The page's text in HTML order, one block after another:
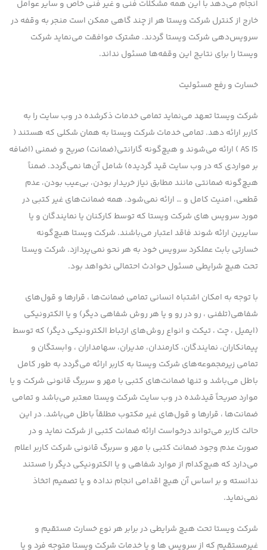
انجام می‌دهد با این همه مشكلات فنی و غیر فنی خاص و سایر عوامل
خارج از كنترل شرکت ویستا هر از چند گاهی ممكن است منجر به وقفه در
سرویس‌دهی شرکت ویستا گردند. مشترك موافقت می‌نماید شرکت
ویستا را برای نتایج این وقفه‌ها مسئول نداند.
خسارت و رفع مسئولیت
شرکت ویستا تعهد می‌نماید تمامی خدمات ذکرشده در وب سایت را به
کاربر ارائه دهد. تمامی خدمات شرکت ویستا به همان شکلی که هستند (
AS IS ) ارائه می‌شوند و هیچ‌گونه گارانتی(ضمانت) صریح و ضمنی (اضافه
بر مواردی که در وب سایت قید گردیده) شامل آن‌ها نمی‌گردد. ضمناً
هیچ‌گونه ضمانتی مانند مطابق نیاز خریدار بودن، بی‌عیب بودن، عدم
قطعی، امنیت کامل و … ارائه نمی‌شود. همه ضمانت‌های غیر کتبی در
مورد سرویس های شرکت ویستا که توسط کارکنان یا نمایندگان و یا
سایرین ارائه شوند فاقد اعتبار می‌باشند. شرکت ویستا هیچ‌گونه
خسارتی بابت عملکرد سرویس خود به هر نحو نمی‌پردازد. شرکت ویستا
تحت هیچ شرایطی مسئول حوادث احتمالی نخواهد بود.
با توجه به امکان اشتباه انسانی تمامی ضمانت‌ها ، قرارها و قول‌های
شفاهی(تلفنی ، رو در رو و یا هر روش شفاهی دیگر) و یا الکترونیکی
(ایمیل ، چت ، تیکت و انواع روش‌های ارتباط الکترونیکی دیگر) که توسط
پیمانكاران، نمایندگان، كارمندان، مدیران، سهامداران ، وابستگان و
تمامی زیرمجموعه‌های شرکت ویستا به کاربر ارائه می‌گردد به طور کامل
باطل می‌باشد و تنها ضمانت‌های کتبی با مهر و سربرگ قانونی شرکت و یا
موارد صریحاً قیدشده در وب سایت شرکت ویستا معتبر می‌باشد و تمامی
ضمانت‌ها ، قرارها و قول‌های غیر مکتوب مطلقاً باطل می‌باشد. در این
حالت کاربر می‌تواند درخواست ارائه ضمانت کتبی از شرکت نماید و در
صورت عدم وجود ضمانت کتبی با مهر و سربرگ قانونی شرکت کاربر اعلام
می‌دارد که هیچ‌کدام از موارد شفاهی و یا الکترونیکی دیگر را مستند
ندانسته و بر اساس آن هیچ اقدامی انجام نداده و یا تصمیم اتخاذ
نمی‌نماید.
شرکت ویستا تحت هیچ شرایطی در برابر هر نوع خسارت مستقیم و
غیرمستقیم که از سرویس ها و یا خدمات شرکت ویستا متوجه فرد و یا